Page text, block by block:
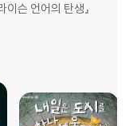
이슬란드
이슨 언어의 탄생』